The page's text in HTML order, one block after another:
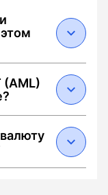
2) сетевого
городе.
(AML)
AML Risk".
считается